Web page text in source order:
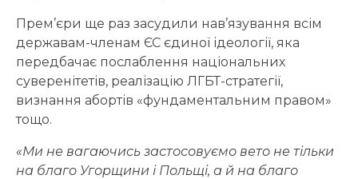
Прем’єри ще раз засудили нав’язування всім
державам-членам ЄС єдиної ідеології, яка
передбачає послаблення національних
суверенітетів, реалізацію ЛГБТ-стратегії,
визнання абортів «фундаментальним правом»
тощо.
«Ми не вагаючись застосовуємо вето не тільки
на благо Угорщини і Польщі, а й на благо